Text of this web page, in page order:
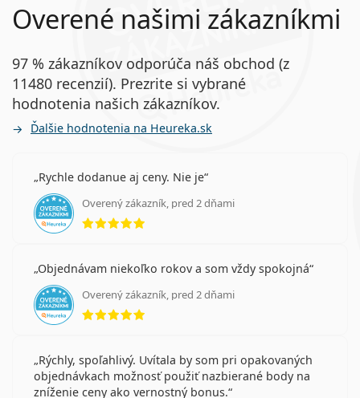
Overené našimi zákazníkmi
97 % zákazníkov odporúča náš obchod (z
11480 recenzií). Prezrite si vybrané
hodnotenia našich zákazníkov.
Ďalšie hodnotenia na Heureka.sk
Rychle dodanue aj ceny. Nie je
Overený zákazník, pred 2 dňami
hodnotenie 5 z 5
Objednávam niekoľko rokov a som vždy spokojná
Overený zákazník, pred 2 dňami
hodnotenie 5 z 5
Rýchly, spoľahlivý. Uvítala by som pri opakovaných
objednávkach možnosť použiť nazbierané body na
zníženie ceny ako vernostný bonus.